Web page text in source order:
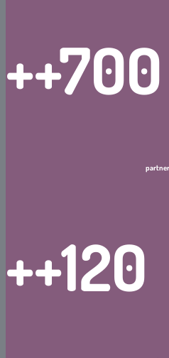
++700
++120